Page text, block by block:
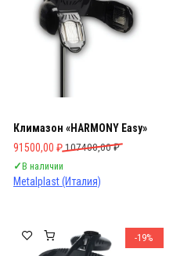
138000,00 ₽.
Климазон «HARMONY Easy»
107400,00₽
Первоначальная цена
91500,00 ₽
Текущая цена: 91500,00 ₽.
✓В наличии
Metalplast (Италия)
-19%